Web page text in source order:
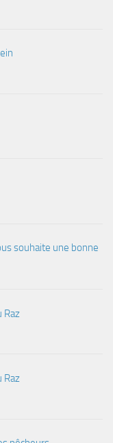
souhaite une bonne
Raz
Raz